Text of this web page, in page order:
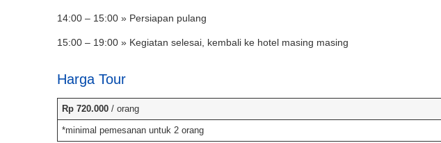
14:00 – 15:00 » Persiapan pulang
15:00 – 19:00 » Kegiatan selesai, kembali ke hotel masing masing
Harga Tour
Rp 720.000/ orang
*minimal pemesanan untuk 2 orang